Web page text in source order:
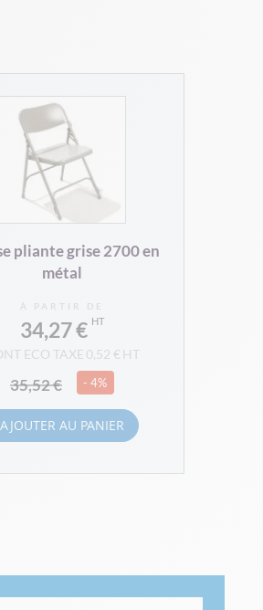
pliante grise 2700 en
métal
À PARTIR DE
34,27 €
0,52 €
35,52 € - 4%
AJOUTER AU PANIER